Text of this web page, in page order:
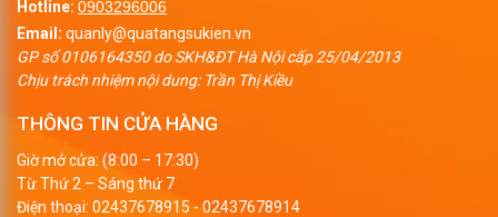
Hotline: 0903296006
Email: quanly@quatangsukien.vn
GP số 0106164350 do SKH&ĐT Hà Nội cấp 25/04/2013
Chịu trách nhiệm nội dung: Trần Thị Kiều
THÔNG TIN CỬA HÀNG
Giờ mở cửa: (8:00 – 17:30)
Từ Thứ 2 – Sáng thứ 7
Điện thoại: 02437678915 - 02437678914